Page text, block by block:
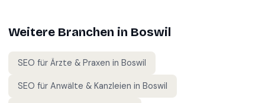
Weitere Branchen in Boswil
SEO für Ärzte & Praxen in Boswil
SEO für Anwälte & Kanzleien in Boswil